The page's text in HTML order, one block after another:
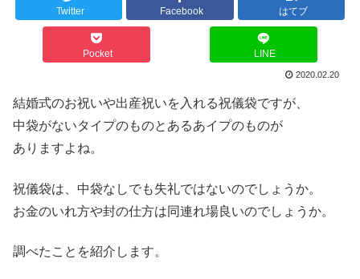
Twitter Facebook はてブ
Pocket LINE
2020.02.20
結婚式のお祝いや出産祝いを入れる祝儀袋ですが、
中袋がないタイプのものとあるあイプのものが
ありますよね。
祝儀袋は、中袋なしでも失礼ではないのでしょうか。
お金のいれ方や封の仕方は同連れ場良いのでしょうか。
調べたことを紹介します。